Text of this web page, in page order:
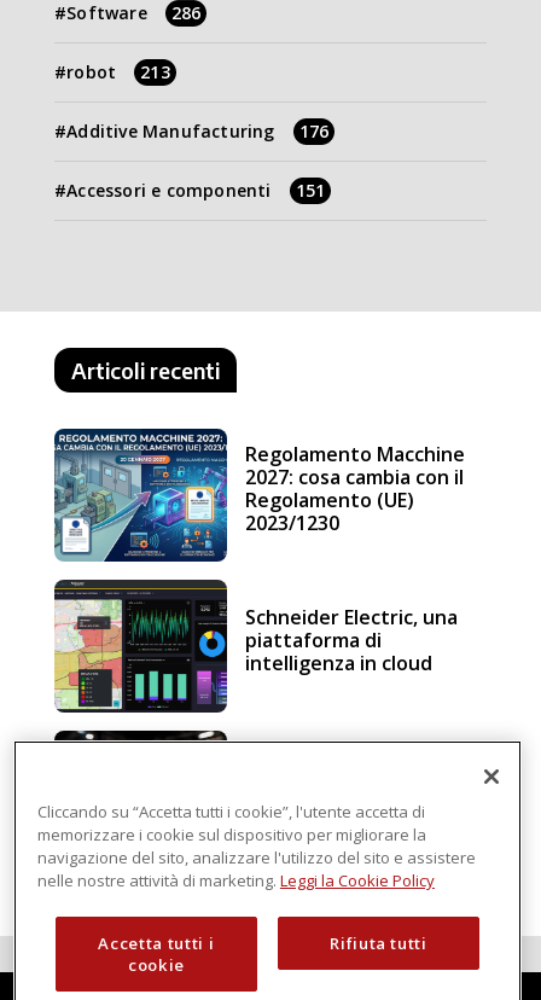
Software 286
robot 213
Additive Manufacturing 176
Accessori e componenti 151
Articoli recenti
Regolamento Macchine
2027: cosa cambia con il
Regolamento (UE)
2023/1230
Schneider Electric, una
piattaforma di
intelligenza in cloud
Regolamento macchine
Cliccando su “Accetta tutti i cookie”, l'utente accetta di
memorizzare i cookie sul dispositivo per migliorare la
navigazione del sito, analizzare l'utilizzo del sito e assistere
nelle nostre attività di marketing. Leggi la Cookie Policy
Accetta tutti i
cookie
Rifiuta tutti